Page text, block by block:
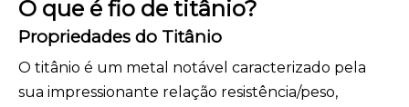
O que é fio de titânio?
Propriedades do Titânio
O titânio é um metal notável caracterizado pela
sua impressionante relação resistência/peso,